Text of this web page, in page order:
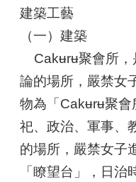
前
現
況
歷
史
遷
移
社
會
建築工藝
（一）建築
Cakʉrʉ聚會所，
論的場所，嚴禁女
物為「Cakʉrʉ聚會
祀、政治、軍事、
的場所，嚴禁女子
「瞭望台」，日